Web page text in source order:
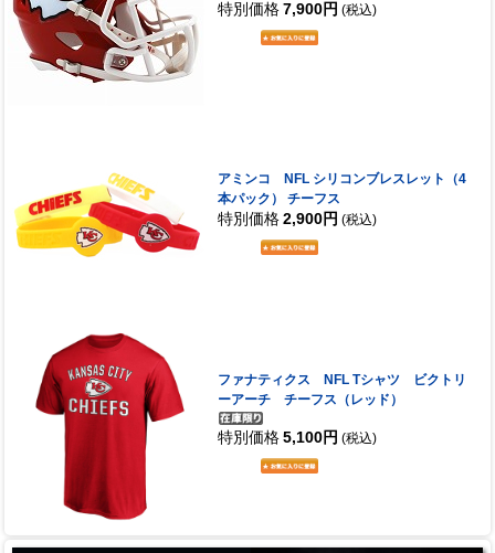
特別価格 7,900円 (税込)
アミンコ NFL シリコンブレスレット（4
本パック） チーフス
特別価格 2,900円 (税込)
ファナティクス NFL Tシャツ ビクトリ
ーアーチ チーフス（レッド）
特別価格 5,100円 (税込)